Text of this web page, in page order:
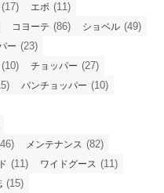
(17) エボ (11)
コヨーテ (86) ショベル (49)
ー (23)
(10) チョッパー (27)
パンチョッパー (10)
メンテナンス (82)
(11) ワイドグース (11)
(15)